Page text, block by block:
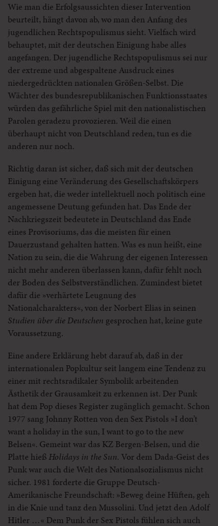
Wie man die Erfolgsaussichten dieser Intervention
beurteilt, hängt davon ab, wo man den Anfang des
jugendlichen Rechtspopulismus sieht. Vielfach wird
behauptet, mit der deutschen Einigung habe alles
angefangen. Der jugendliche Rechtspopulismus sei nur
der extreme und abgespaltene Ausdruck eines
niedergedrückten nationalen Größen-Selbst. Die
Wächter des bundesrepublikanischen Funktionsstaates
würden das gefährliche Spiel mit den nationalistischen
Parolen geradezu provozieren. Weil die einen
überhaupt nicht von Deutschland reden, tun es die
anderen nur noch.
Richtig daran ist sicher, daß sich mit der deutschen
Einigung eine Veränderung des Gesellschaftskörpers
ergeben hat, die weder intellektuell noch politisch eine
angemessene Deutung gefunden hat. Das Ende der
Nachkriegszeit bedeutete in Deutschland das Ende
eines Provisoriums, das die meisten für einen
Dauerzustand gehalten hatten. Was es nun heißt, eine
Nation zu sein, die die Wahrung der eigenen Interessen
nicht mehr anderen überlassen kann, dafür fehlt noch
der Boden des Selbstverständlichen. Zumindest bietet
dafür die »verhärtete Leugnung des
Nationalcharakters«, von der Norbert Elias in seinen
Studien über die Deutschen gesprochen hat, keine gute
Voraussetzung.
Eine andere Erklärung hebt darauf ab, daß in der
internationalen Popkultur seit langem eine Tendenz zu
einer mit rechtsradikaler Symbolik arbeitenden
Ästhetik der Grausamkeit zu erkennen ist. Der Punk
hat dem Pop dieses Register zugänglich gemacht. Schon
1977 sang Johnny Rotten von den Sex Pistols »I don’t
want a holiday in the sun, I want to go to the new
Belsen«. Gemeint war das KZ Bergen-Belsen, und die
Platte hieß Holidays in the Sun. Vor dem Dada-Geist des
Punk war auch die Welt des Nationalsozialismus nicht
sicher. 1981 forderte die Gruppe Deutsch-
Amerikanische Freundschaft: »Beweg deine Hüften, geh
in die Knie und tanz den Mussolini. Und jetzt den Adolf
Hitler …« Dem Punk der Sex Pistols fühlen sich auch